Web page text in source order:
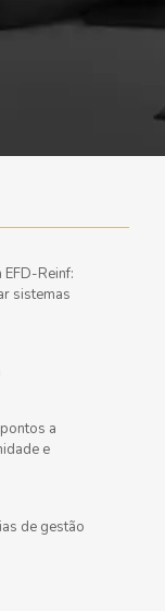
Reinf:
sistemas
a
e
de gestão